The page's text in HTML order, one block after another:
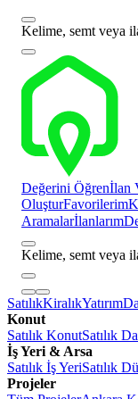
Kelime, semt veya
Değerini Öğrenİlan
OluşturFavorilerim
Aramalarİlanlarım
Kelime, semt veya
SatılıkKiralıkYatırım
Konut
Satılık KonutSatılık
İş Yeri & Arsa
Satılık İş YeriSatılık
Projeler